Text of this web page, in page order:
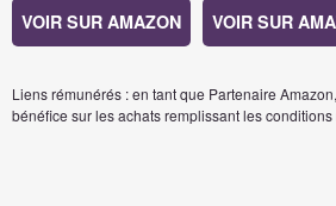
VOIR SUR AMAZON VOIR SUR
Liens rémunérés : en tant que Partenaire
bénéfice sur les achats remplissant les conditions